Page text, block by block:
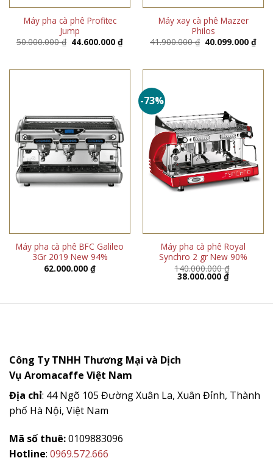
Máy pha cà phê Profitec
Jump
50.000.000₫ Giá
44.600.000₫Giá
44.600.000 ₫.
Máy xay cà phê Mazzer
Philos
41.900.000₫ Giá
40.099.000₫Giá
Máy pha cà phê BFC Galileo
3Gr 2019 New 94%
62.000.000 ₫
-73%
Máy pha cà phê Royal
Synchro 2 gr New 90%
140.000.000₫
Giá
gốc
38.000.000 ₫Giá
38.000.000
Công Ty TNHH Thương Mại và Dịch
Vụ Aromacaffe Việt Nam
Địa chỉ: 44 Ngõ 105 Đường Xuân La, Xuân Đỉnh, Thành
phố Hà Nội, Việt Nam
Mã số thuê:0109883096
Hotline: 0969.572.666